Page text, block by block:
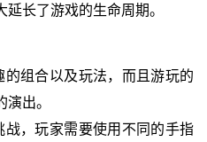
长了游戏的生命周期。
组合以及玩法，而且游玩的
出。
，玩家需要使用不同的手指